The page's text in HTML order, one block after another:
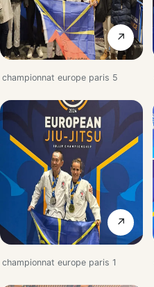
↗
championnat europe paris 5
↗
championnat europe paris 1